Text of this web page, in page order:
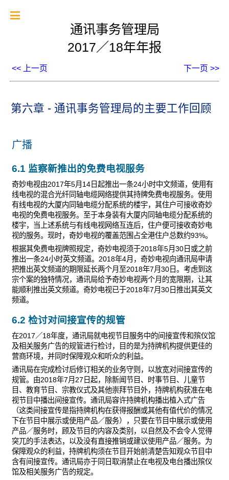
通讯事务管理局
2017／18年年报
<< 上一页 下一页 >>
第六章 - 通讯事务管理局的主要工作回顾
广播
6.1 监察新推出的免费电视服务
奇妙电视由2017年5月14日起推出一条24小时中文频道，使用有
线电视的混合光纤同轴电缆网络提供其持牌免费电视服务。使用
有线电视的大厦内同轴电缆分配系统的楼宇，其住户可接收奇妙
电视的免费电视服务。至于本身装有大厦内同轴电缆分配系统的
楼宇，当上述系统与有线电视网络互连后，住户便可接收奇妙电
视的服务。现时，奇妙电视的覆盖范围占全港住户总数约93%。
根据其免费电视牌照规定，奇妙电视须于2018年5月30日或之前
推出一条24小时英文频道。2018年4月，奇妙电视向通讯局申请
把推出英文频道的期限延长两个月至2018年7月30日。考虑到这
宗个案的独特情况，通讯局给予奇妙电视两个月的宽限期，让其
能顺利推出英文频道。奇妙电视已于2018年7月30日推出其英文
频道。
6.2 检讨对间接宣传的规管
在2017／18年度，通讯局就电视节目服务中的间接宣传和殡仪馆
及相关服务广告的规管进行检讨，目的是为持牌机构提供更佳的
营商环境，并同时保障观众和听众的利益。
通讯局在完成检讨后修订相关的业务守则，以放宽对间接宣传的
规管。由2018年7月27日起，除新闻节目、时事节目、儿童节
目、教育节目、宗教仪式及其他崇拜节目外，持牌机构获准在电
视节目中播出间接宣传。通讯局容许持牌机构播出植入式广告
（这类间接宣传是指持牌机构在获得报酬或其他有值代价的情况
下在节目中展示或使用产品／服务），只要在节目中展示或使用
产品／服务时，顾及节目的内容及类别，以自然及不会令人觉得
突兀的手法表达，以及没有直接推销或建议使用产品／服务。为
保障观众的利益，持牌机构须在节目开始前清楚告知观众节目中
含有间接宣传。通讯局亦于同日取消禁止在电视及电台播出殡仪
馆及相关服务广告的规定。